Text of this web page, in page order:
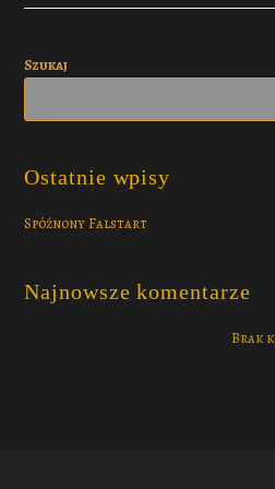
Szukaj
Ostatnie wpisy
Spóźnony Falstart
Najnowsze komentarze
Brak